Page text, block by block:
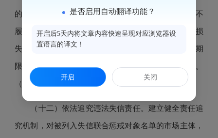
的领域为重点，实施严格监管，加大惩戒力度。对拒不
履行司法裁判或行政处罚决定、屡犯不改、造成重大损
失的市场主体及其相关责任人，坚决依法依规在一定期
限内实施市场和行业禁入措施，直至永远逐出市场。
（发展改革委牵头，各地区各部门按职责分别负责）
（十二）依法追究违法失信责任。建立健全责任追
究机制，对被列入失信联合惩戒对象名单的市场主体，
是否启用自动翻译功能？
开启后5天内将文章内容快速呈现对应浏览器设
置语言的译文！
开启 关闭